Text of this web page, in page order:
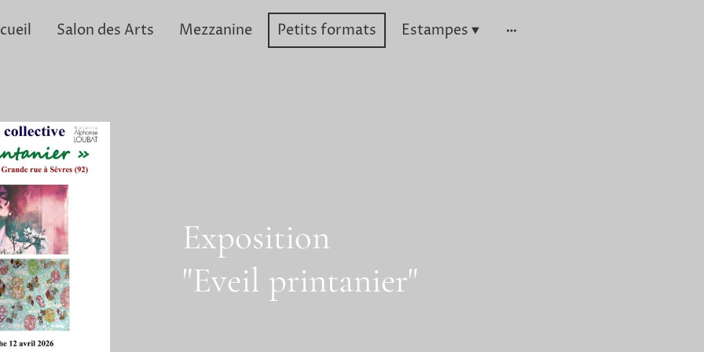
Salon des Arts Mezzanine Petits formats Estampes
Exposition
"Eveil printanier"